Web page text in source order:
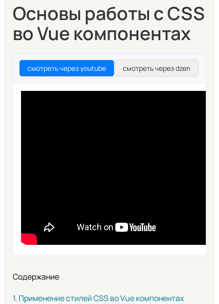
Основы работы с CSS
во Vue компонентах
смотреть через youtube смотреть через dzen
Содержание
1. Применение стилей CSS во Vue компонентах